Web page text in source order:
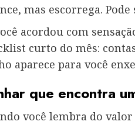
mas escorrega.
acordou com
curto do mês:
aparece para você
que encontra
você lembra do